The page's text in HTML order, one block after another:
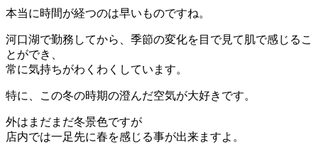
本当に時間が経つのは早いものですね。
河口湖で勤務してから、季節の変化を目で見て肌で感じるこ
とができ、
常に気持ちがわくわくしています。
特に、この冬の時期の澄んだ空気が大好きです。
外はまだまだ冬景色ですが
店内では一足先に春を感じる事が出来ますよ。